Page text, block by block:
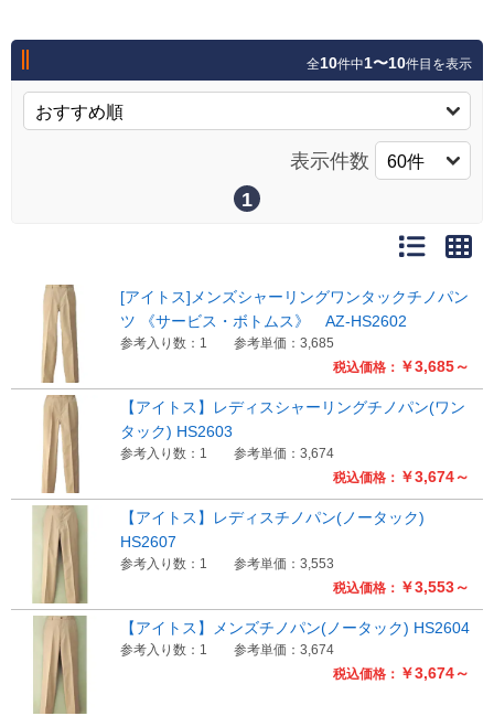
ログアウト
Myページ
全10件中1〜10件目を表示
表示件数
1
税込価格： ￥3,685～
[アイトス]メンズシャーリングワンタックチノパン
ツ 《サービス・ボトムス》 AZ-HS2602
参考入り数：1 参考単価：3,685
税込価格： ￥3,674～
【アイトス】レディスシャーリングチノパン(ワン
タック) HS2603
参考入り数：1 参考単価：3,674
税込価格： ￥3,553～
【アイトス】レディスチノパン(ノータック)
HS2607
参考入り数：1 参考単価：3,553
税込価格： ￥3,674～
【アイトス】メンズチノパン(ノータック) HS2604
参考入り数：1 参考単価：3,674